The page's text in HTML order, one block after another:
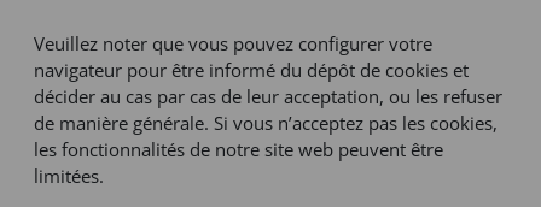
Veuillez noter que vous pouvez configurer votre
navigateur pour être informé du dépôt de cookies et
décider au cas par cas de leur acceptation, ou les refuser
de manière générale. Si vous n’acceptez pas les cookies,
les fonctionnalités de notre site web peuvent être
limitées.